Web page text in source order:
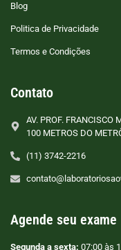
Blog
Politica de Privacidade
Termos e Condições
Contato
AV. PROF. FRANCISCO
100 METROS DO
(11) 3742-2216
Agende seu exame
Segunda a sexta: 07:00 às